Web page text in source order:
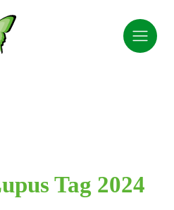
Tag 2024